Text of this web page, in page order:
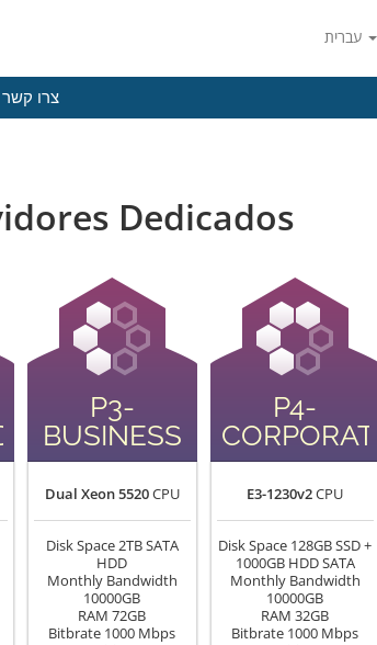
צרו קשר
Dedicados
P3-
BUSINESS
Dual Xeon 5520CPU
Disk Space 2TB SATA
HDD
Monthly Bandwidth
10000GB
RAM 72GB
Bitbrate 1000 Mbps
P4-
CORPORATE
E3-1230v2CPU
Disk Space 128GB SSD +
1000GB HDD SATA
Monthly Bandwidth
10000GB
RAM 32GB
Bitbrate 1000 Mbps